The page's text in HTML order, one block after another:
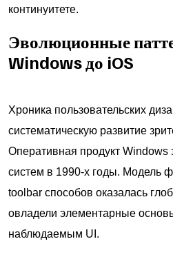
континуитете.
Эволюционные
Windows до iOS
Хроника пользовательских
систематическую развитие
Оперативная продукт
систем в 1990-х годы. Модель
toolbar способов оказалась
овладели элементарные
наблюдаемым UI.